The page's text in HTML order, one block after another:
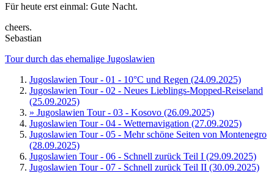
Für heute erst einmal: Gute Nacht.
cheers.
Sebastian
Tour durch das ehemalige Jugoslawien
Jugoslawien Tour - 01 - 10°C und Regen (24.09.2025)
Jugoslawien Tour - 02 - Neues Lieblings-Mopped-Reiseland
(25.09.2025)
» Jugoslawien Tour - 03 - Kosovo (26.09.2025)
Jugoslawien Tour - 04 - Wetternavigation (27.09.2025)
Jugoslawien Tour - 05 - Mehr schöne Seiten von Montenegro
(28.09.2025)
Jugoslawien Tour - 06 - Schnell zurück Teil I (29.09.2025)
Jugoslawien Tour - 07 - Schnell zurück Teil II (30.09.2025)